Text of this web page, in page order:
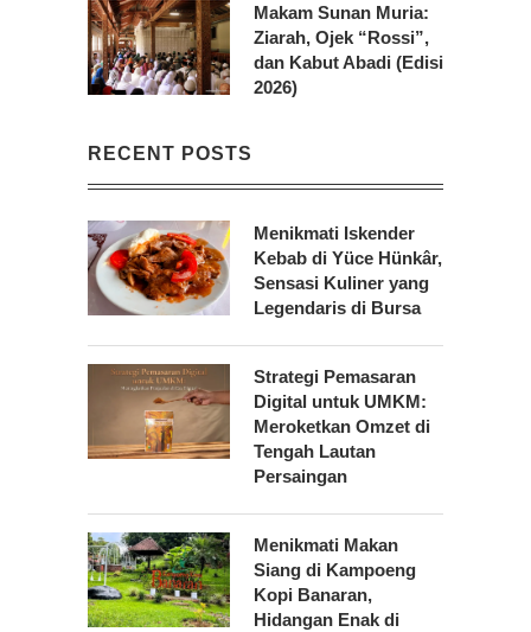
Makam Sunan Muria:
Ziarah, Ojek “Rossi”,
dan Kabut Abadi (Edisi
2026)
RECENT POSTS
Menikmati Iskender
Kebab di Yüce Hünkâr,
Sensasi Kuliner yang
Legendaris di Bursa
Strategi Pemasaran
Digital untuk UMKM:
Meroketkan Omzet di
Tengah Lautan
Persaingan
Menikmati Makan
Siang di Kampoeng
Kopi Banaran,
Hidangan Enak di